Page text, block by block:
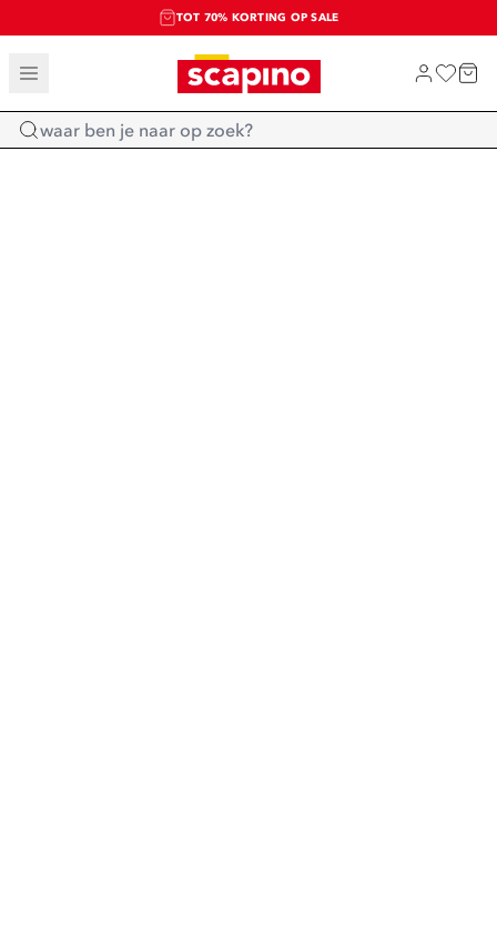
TOT 70% KORTING OP SALE
SALE: LAATSTE KANS!
SHOP NIEUW
Home